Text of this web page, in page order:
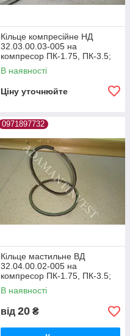
Кільце компресійне НД
32.03.00.03-005 на
компресор ПК-1.75, ПК-3.5;
ПК-5.25, ПКС-1.75, ПКС-3.5
В наявності
Ціну уточнюйте
0971897732
Кільце мастильне ВД
32.04.00.02-005 на
компресор ПК-1.75, ПК-3.5;
ПК-5.25, ПКС-1.75, ПКС-3.5,
ПКС-5.25
В наявності
від 20 ₴